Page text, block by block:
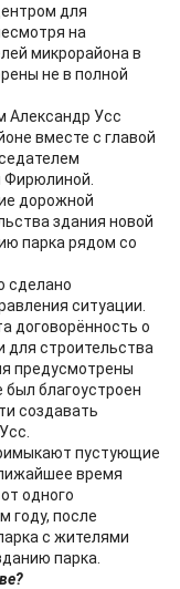
для
на
микрорайона в
не в полной
Александр Усс
вместе с главой
Фирюлиной.
дорожной
здания новой
парка рядом со
сделано
ситуации.
договорённость о
для строительства
предусмотрены
благоустроен
создавать
пустующие
время
одного
году, после
с жителями
парка.